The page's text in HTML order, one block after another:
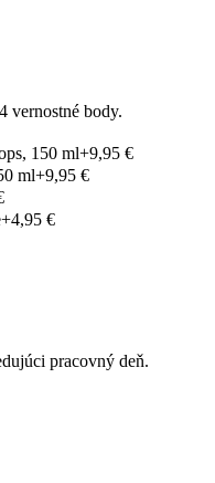
vernostné body.
150 ml+9,95 €
ml+9,95 €
+4,95 €
pracovný deň.